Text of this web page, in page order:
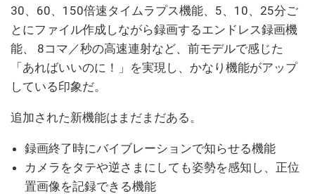
30、60、150倍速タイムラプス機能、5、10、25分ご
とにファイル作成しながら録画するエンドレス録画機
能、 8コマ／秒の高速連射など、前モデルで感じた
「あればいいのに！」を実現し、かなり機能がアップ
している印象だ。
追加された新機能はまだまだある。
録画終了時にバイブレーションで知らせる機能
カメラをタテや逆さまにしても姿勢を感知し、正位
置画像を記録できる機能